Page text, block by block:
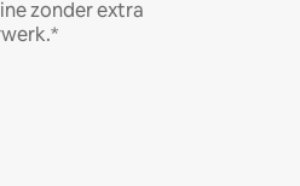
zonder extra